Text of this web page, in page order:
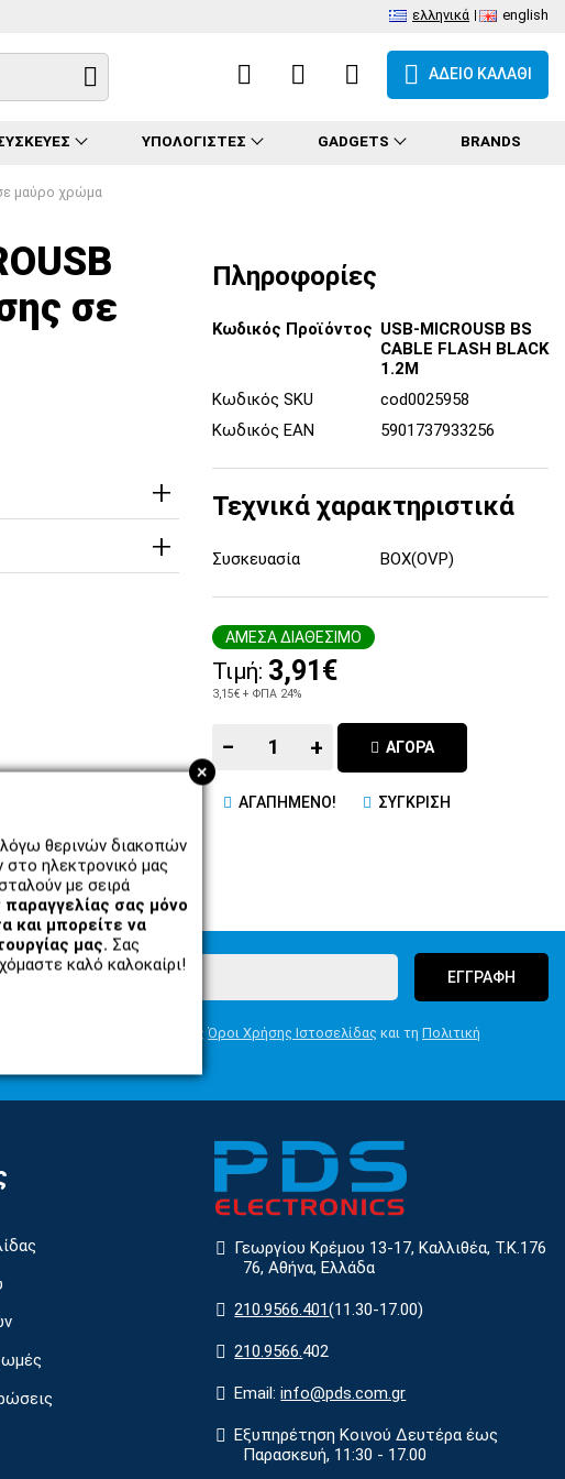
ελληνικά english
ΑΔΕΙΟ ΚΑΛΑΘΙ
ΥΠΟΛΟΓΙΣΤΕΣ GADGETS BRANDS
+
θερινών διακοπών
ηλεκτρονικό μας
με σειρά
σας μόνο
και μπορείτε να
μας. Σας
καλό καλοκαίρι!
μαύρο χρώμα
σε
Πληροφορίες
Κωδικός Προϊόντος USB-MICROUSB BS
CABLE FLASH BLACK
1.2M
Κωδικός SKU
cod0025958
Κωδικός EAN
5901737933256
Τεχνικά χαρακτηριστικά
Συσκευασία BOX(OVP)
ΑΜΕΣΑ ΔΙΑΘΕΣΙΜΟ
Τιμή: 3,91€
3,15€ + ΦΠΑ 24%
− + ΑΓΟΡΑ
ΑΓΑΠΗΜΕΝΟ! ΣΥΓΚΡΙΣΗ
ΕΓΓΡΑΦΗ
Συμφωνώ με τους Όροι Χρήσης Ιστοσελίδας και τη Πολιτική
Γεωργίου Κρέμου 13-17, Καλλιθέα, Τ.Κ.176
76, Αθήνα, Ελλάδα
210.9566.401(11.30-17.00)
210.9566.402
Email:info@pds.com.gr
Εξυπηρέτηση Κοινού Δευτέρα έως
Παρασκευή, 11:30 - 17.00